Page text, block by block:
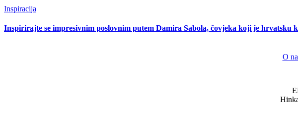
Inspiracija
Inspirirajte se impresivnim poslovnim putem Damira Sabola, čovjeka koji je hrvatsku
O